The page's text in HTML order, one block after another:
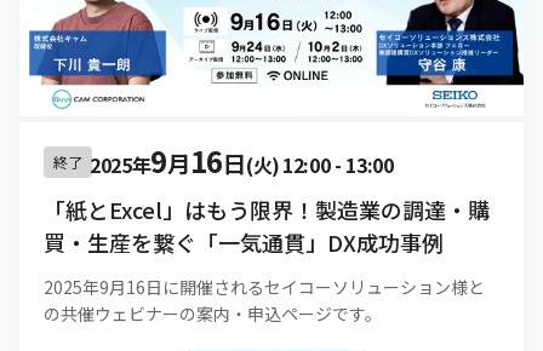
終了 2025年9月16日(火)12:00- 13:00
「紙とExcel」はもう限界！製造業の調達・購
買・生産を繋ぐ「一気通貫」DX成功事例
2025年9月16日に開催されるセイコーソリューション様と
の共催ウェビナーの案内・申込ページです。